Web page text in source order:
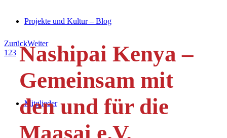
Projekte und Kultur – Blog
Mitglieder
ZurückWeiter
1 23 Nashipai Kenya –
Gemeinsam mit
den und für die